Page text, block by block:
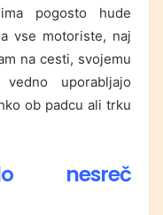
pogosto hude
vse motoriste, naj
na cesti, svojemu
uporabljajo
ob padcu ali trku
nesreč